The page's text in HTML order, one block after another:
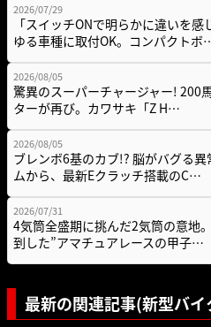
2026/07/29
「スイッチONで明らかに違いを
ゆる車種に取付OK。コンパクトボ
2026/08/05
驚異のスーパーチャージャー! 200
ターが再び。カワサキ「Z H…
2026/08/05
ブレンボ6基のカブ!? 脳がバグる異
ムから、最新Eクラッチ搭載のC…
2026/07/31
4気筒全盛期に挑んだ2気筒の意地
到した”アマチュアレースの甲子…
最新の関連記事(新型バ